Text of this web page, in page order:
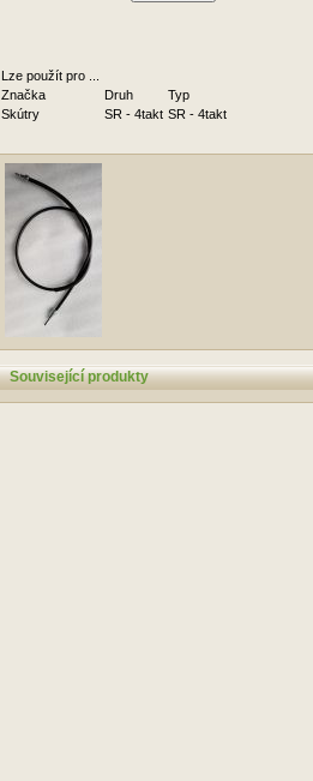
Lze použít pro ...
Značka
Druh
Typ
Skútry
SR - 4takt SR - 4takt
Související produkty